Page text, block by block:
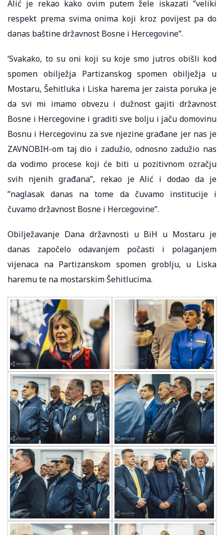
Alić je rekao kako ovim putem žele iskazati ”veliki
respekt prema svima onima koji kroz povijest pa do
danas baštine državnost Bosne i Hercegovine”.
‘Svakako, to su oni koji su koje smo jutros obišli kod
spomen obilježja Partizanskog spomen obilježja u
Mostaru, Šehitluka i Liska harema jer zaista poruka je
da svi mi imamo obvezu i dužnost gajiti državnost
Bosne i Hercegovine i graditi sve bolju i jaču domovinu
Bosnu i Hercegovinu za sve njezine građane jer nas je
ZAVNOBIH-om taj dio i zadužio, odnosno zadužio nas
da vodimo procese koji će biti u pozitivnom ozračju
svih njenih građana”, rekao je Alić i dodao da je
”naglasak danas na tome da čuvamo institucije i
čuvamo državnost Bosne i Hercegovine”.
Obilježavanje Dana državnosti u BiH u Mostaru je
danas započelo odavanjem počasti i polaganjem
vijenaca na Partizanskom spomen groblju, u Liska
haremu te na mostarskim Šehitlucima.